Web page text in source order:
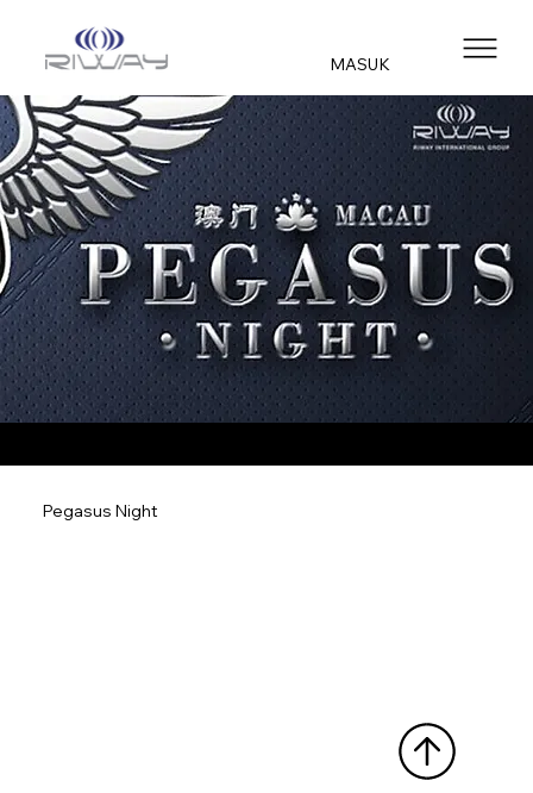
MASUK
Pegasus Night